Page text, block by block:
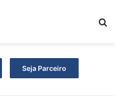
Seja Parceiro